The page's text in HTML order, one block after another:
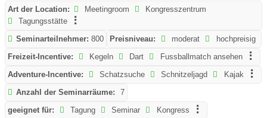
Art der Location: Meetingroom
Kongresszentrum
Tagungsstätte
Seminarteilnehmer: 800 Preisniveau: moderat
hochpreisig
Freizeit-Incentive:
Kegeln Dart
Fussballmatch ansehen
Adventure-Incentive:
Schatzsuche Schnitzeljagd
Kajak
Anzahl der Seminarräume:
7
geeignet für:
Tagung Seminar Kongress